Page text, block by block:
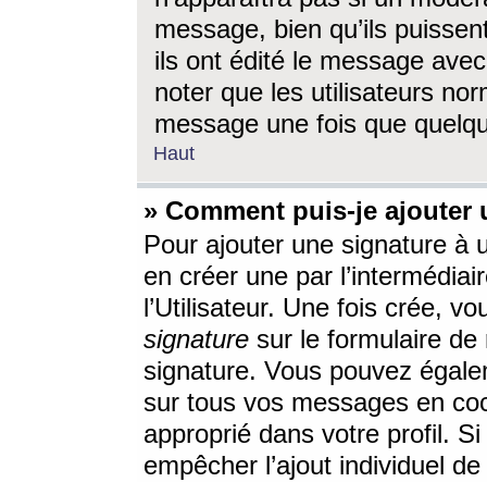
message, bien qu’ils
ils ont édité le message
noter que les utilisateurs
message une fois que
Haut
» Comment puis-je ajouter
Pour ajouter une signature à
en créer une par
l’Utilisateur. Une fois crée,
signature sur le formulaire de
signature. Vous pouvez
sur tous vos messages en
approprié dans votre profil.
empêcher l’ajout individuel